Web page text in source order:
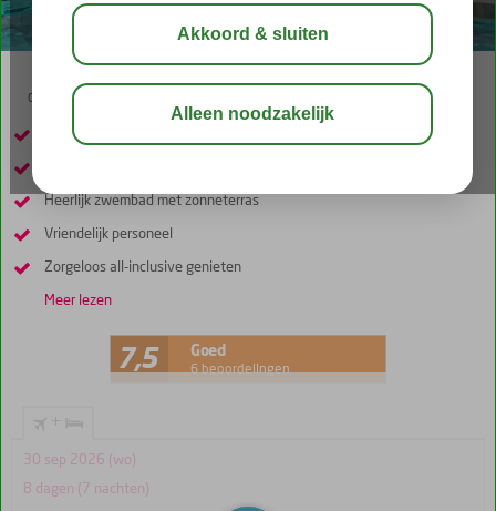
03:30 bewaar
Op slechts 250 meter van het strand
Heerlijk zwembad met zonneterras
Vriendelijk personeel
Zorgeloos all-inclusive genieten
Meer lezen
7,5 Goed
6 beoordelingen
30 sep 2026 (wo)
8 dagen (7 nachten)